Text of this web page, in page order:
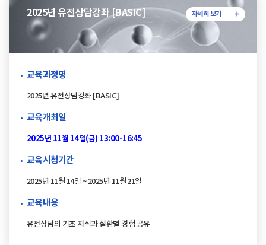
2025년 유전상담강좌 [BASIC] 자세히 보기
교육과정명
2025년 유전상담강좌 [BASIC]
교육개최일
2025년 11월 14일(금) 13:00-16:45
교육시청기간
2025년 11월 14일 ~ 2025년 11월 21일
교육내용
유전상담의 기초 지식과 질환별 경험 공유